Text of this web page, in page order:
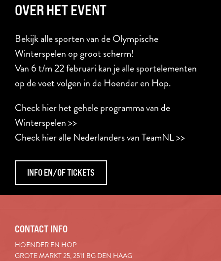
OVER HET EVENT
Bekijk alle sporten van de Olympische
Winterspelen op groot scherm!
Van 6 t/m 22 februari kan je alle sportelementen
op de voet volgen in de Hoender en Hop.
Check hier het gehele programma van de
Winterspelen >>
Check hier alle Nederlanders van TeamNL >>
INFO EN/OF TICKETS
CONTACT INFO
HOENDER EN HOP
GROTE MARKT 25, 2511 BG DEN HAAG